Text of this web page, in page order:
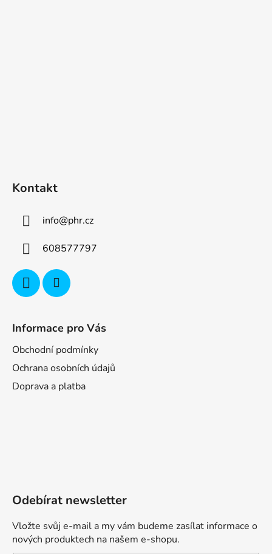
Kontakt
info@phr.cz
608577797
Informace pro Vás
Obchodní podmínky
Ochrana osobních údajů
Doprava a platba
Odebírat newsletter
Vložte svůj e-mail a my vám budeme zasílat informace o
nových produktech na našem e-shopu.